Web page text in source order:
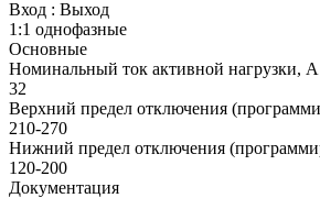
Вход : Выход
1:1 однофазные
Основные
Номинальный ток активной нагрузки, А
32
Верхний предел отключения
210-270
Нижний предел отключения
120-200
Документация